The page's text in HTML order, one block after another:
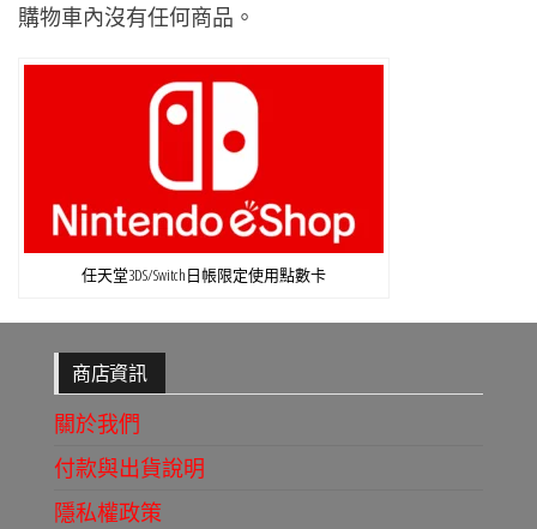
購物車內沒有任何商品。
任天堂3DS/Switch日帳限定使用點數卡
商店資訊
關於我們
付款與出貨說明
隱私權政策